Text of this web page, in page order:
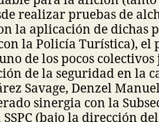
realizar pruebas de
la aplicación de dichas
la Policía Turística), el
de los pocos
de la seguridad en la
Savage, Denzel
sinergia con la
(bajo la dirección